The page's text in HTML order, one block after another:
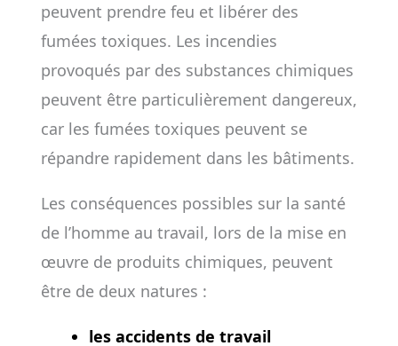
peuvent prendre feu et libérer des
fumées toxiques. Les incendies
provoqués par des substances chimiques
peuvent être particulièrement dangereux,
car les fumées toxiques peuvent se
répandre rapidement dans les bâtiments.
Les conséquences possibles sur la santé
de l’homme au travail, lors de la mise en
œuvre de produits chimiques, peuvent
être de deux natures :
les accidents de travail